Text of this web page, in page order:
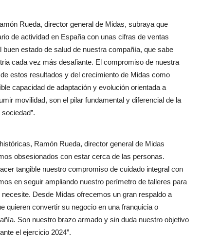
Rueda, director general de Midas, subraya que
de actividad en España con unas cifras de ventas
estado de salud de nuestra compañía, que sabe
cada vez más desafiante. El compromiso de nuestra
estos resultados y del crecimiento de Midas como
capacidad de adaptación y evolución orientada a
movilidad, son el pilar fundamental y diferencial de la
Ramón Rueda, director general de Midas
obsesionados con estar cerca de las personas.
tangible nuestro compromiso de cuidado integral con
en seguir ampliando nuestro perímetro de talleres para
Desde Midas ofrecemos un gran respaldo a
quieren convertir su negocio en una franquicia o
Son nuestro brazo armado y sin duda nuestro objetivo
el ejercicio 2024”.